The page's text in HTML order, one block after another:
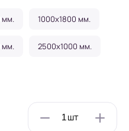
мм. 1000x1800 мм.
мм. 2500x1000 мм.